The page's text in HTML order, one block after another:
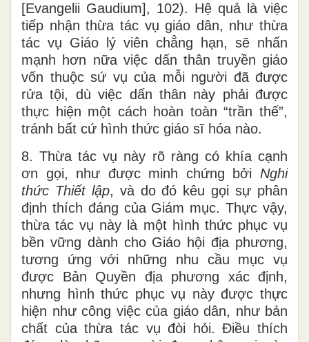
[Evangelii Gaudium], 102). Hệ quả là việc
tiếp nhận thừa tác vụ giáo dân, như thừa
tác vụ Giáo lý viên chẳng hạn, sẽ nhấn
mạnh hơn nữa việc dấn thân truyền giáo
vốn thuộc sứ vụ của mỗi người đã được
rửa tội, dù việc dấn thân này phải được
thực hiện một cách hoàn toàn “trần thế”,
tránh bất cứ hình thức giáo sĩ hóa nào.
8. Thừa tác vụ này rõ ràng có khía cạnh
ơn gọi, như được minh chứng bởi Nghi
thức Thiết lập, và do đó kêu gọi sự phân
định thích đáng của Giám mục. Thực vậy,
thừa tác vụ này là một hình thức phục vụ
bền vững dành cho Giáo hội địa phương,
tương ứng với những nhu cầu mục vụ
được Bản Quyền địa phương xác định,
nhưng hình thức phục vụ này được thực
hiện như công việc của giáo dân, như bản
chất của thừa tác vụ đòi hỏi. Điều thích